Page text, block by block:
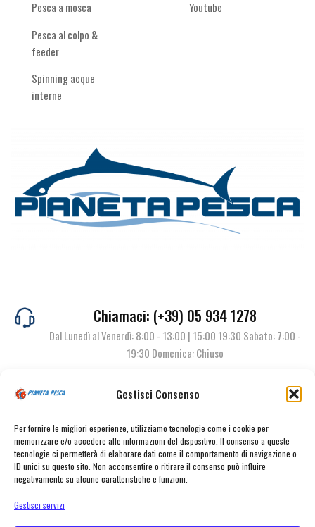
Gestisci Consenso
Per fornire le migliori esperienze, utilizziamo tecnologie come i cookie per
memorizzare e/o accedere alle informazioni del dispositivo. Il consenso a queste
tecnologie ci permetterà di elaborare dati come il comportamento di navigazione o
ID unici su questo sito. Non acconsentire o ritirare il consenso può influire
negativamente su alcune caratteristiche e funzioni.
Gestisci servizi
Pesca a mosca
Pesca al colpo &
feeder
Spinning acque
interne
Youtube
Chiamaci: (+39) 05 934 1278
Dal Lunedì al Venerdì: 8:00 - 13:00 | 15:00 19:30 Sabato: 7:00 -
19:30 Domenica: Chiuso